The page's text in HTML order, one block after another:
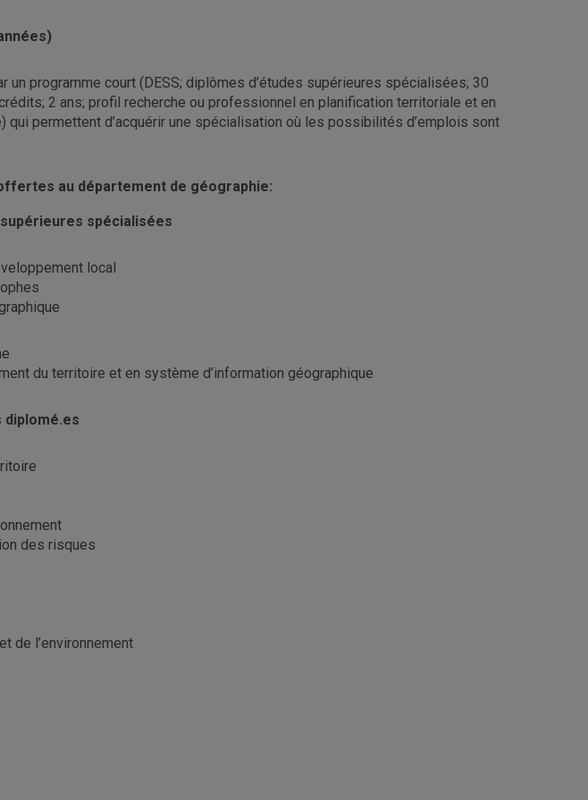
un programme court (DESS; diplômes d’études supérieures spécialisées; 30
2 ans; profil recherche ou professionnel en planification territoriale et en
qui permettent d’acquérir une spécialisation où les possibilités d’emplois sont
au département de géographie:
spécialisées
local
du territoire et en système d’information géographique
diplomé.es
des risques
de l’environnement